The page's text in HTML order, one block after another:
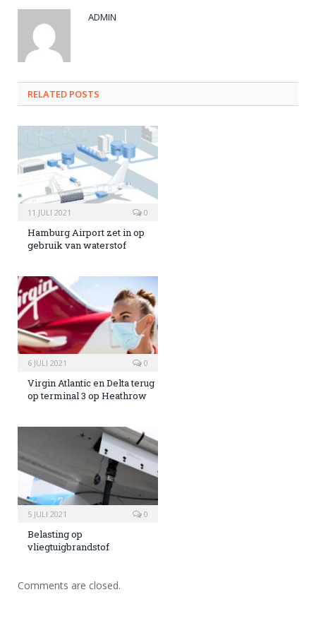
ADMIN
RELATED POSTS
11 JULI 2021 0
Hamburg Airport zet in op
gebruik van waterstof
6 JULI 2021 0
Virgin Atlantic en Delta terug
op terminal 3 op Heathrow
5 JULI 2021 0
Belasting op
vliegtuigbrandstof
Comments are closed.